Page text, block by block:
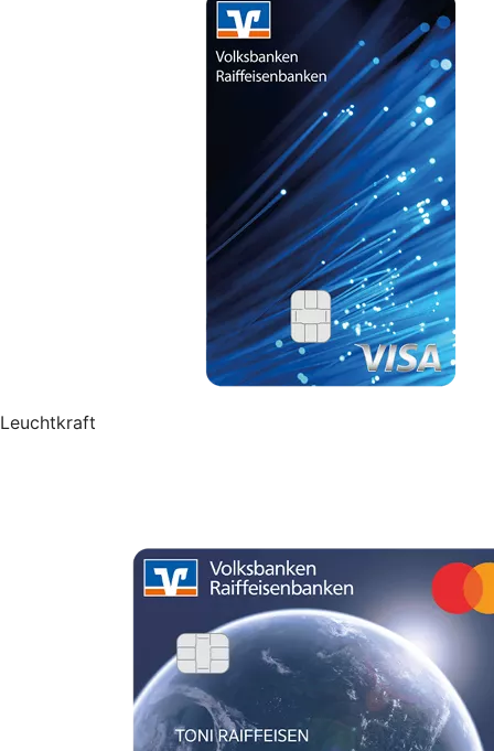
Leuchtkraft